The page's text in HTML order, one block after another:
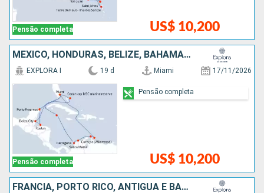
Pensão completa US$ 10,200
MÉXICO, HONDURAS, BELIZE, BAHAMAS, ESTADOS UNIDOS, ARUBA, COLOMBIA, ISLAS CAIMÁN
Pensão completa
EXPLORA I 19 d Miami 17/11/2026
US$ 10,200
Pensão completa
FRANCIA, PORTO RICO, ANTIGUA E BARBUDA, REPUBLICA DOMINICANA, ESTADOS UNIDOS